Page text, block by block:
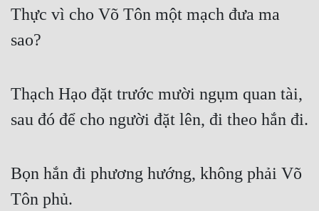
Thực vì cho Võ Tôn một mạch đưa ma
sao?
Thạch Hạo đặt trước mười ngụm quan tài,
sau đó để cho người đặt lên, đi theo hắn đi.
Bọn hắn đi phương hướng, không phải Võ
Tôn phủ.